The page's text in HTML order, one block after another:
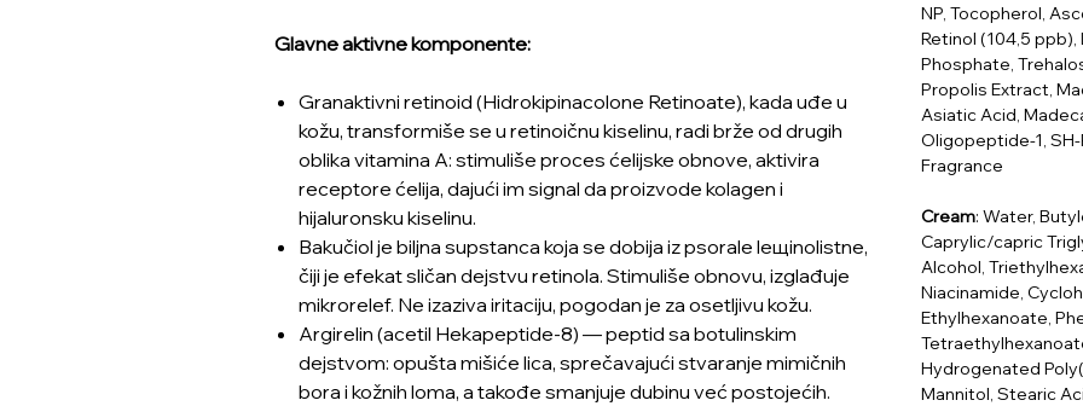
Glavne aktivne komponente:
Granaktivni retinoid (Hidrokipinacolone Retinoate), kada uđe u
kožu, transformiše se u retinoičnu kiselinu, radi brže od drugih
oblika vitamina A: stimuliše proces ćelijske obnove, aktivira
receptore ćelija, dajući im signal da proizvode kolagen i
hijaluronsku kiselinu.
Bakučiol je biljna supstanca koja se dobija iz psorale leщinolistne,
čiji je efekat sličan dejstvu retinola. Stimuliše obnovu, izglađuje
mikrorelef. Ne izaziva iritaciju, pogodan je za osetljivu kožu.
Argirelin (acetil Hekapeptide-8) — peptid sa botulinskim
dejstvom: opušta mišiće lica, sprečavajući stvaranje mimičnih
bora i kožnih loma, a takođe smanjuje dubinu već postojećih.
NP, Tocopherol,
Retinol (104,5
Phosphate,
Propolis Extract,
Asiatic Acid,
Oligopeptide-1, SH-
Fragrance
Cream: Water,
Caprylic/capric
Alcohol,
Niacinamide,
Ethylhexanoate,
Hydrogenated
Mannitol, Stearic